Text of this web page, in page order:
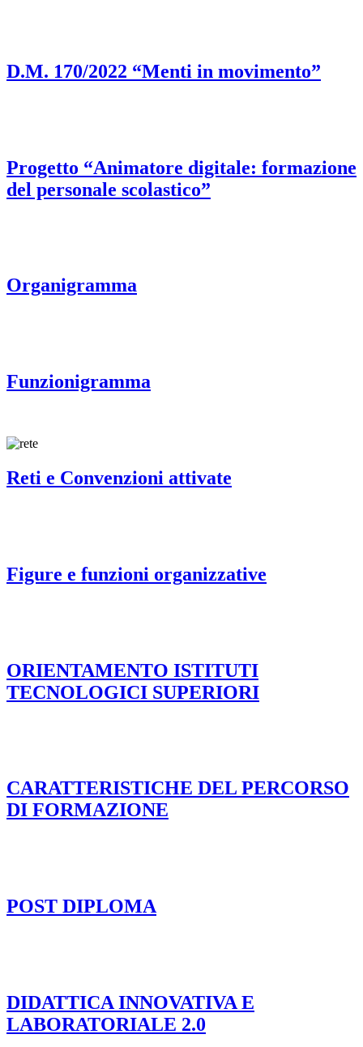
D.M. 170/2022 “Menti in movimento”
Progetto “Animatore digitale: formazione
del personale scolastico”
Organigramma
Funzionigramma
Reti e Convenzioni attivate
Figure e funzioni organizzative
ORIENTAMENTO ISTITUTI
TECNOLOGICI SUPERIORI
CARATTERISTICHE DEL PERCORSO
DI FORMAZIONE
POST DIPLOMA
DIDATTICA INNOVATIVA E
LABORATORIALE 2.0